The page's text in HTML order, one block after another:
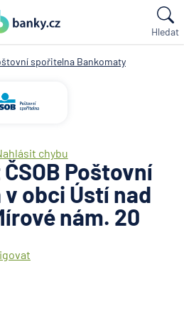
Hledat
spořitelna Bankomaty
chybu
Poštovní
obci Ústí nad
nám. 20